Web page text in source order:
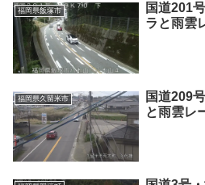
福岡県飯塚市
国道201
ラと雨雲
福岡県久留米市
国道209
と雨雲レ